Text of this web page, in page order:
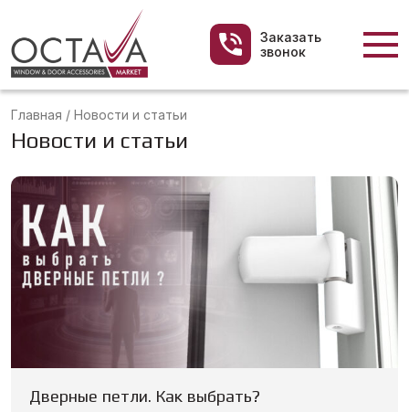
Заказать
звонок
Главная / Новости и статьи
Новости и статьи
Дверные петли. Как выбрать?